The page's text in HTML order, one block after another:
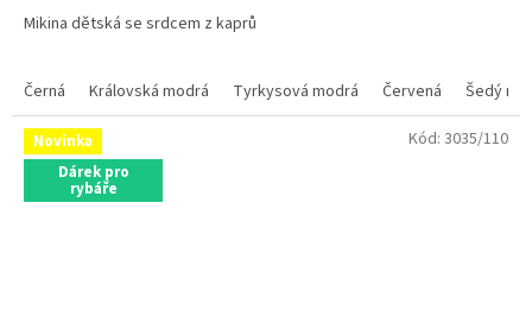
Mikina dětská se srdcem z kaprů
Černá Královská modrá Tyrkysová modrá Červená Šedý
Novinka
Dárek pro
rybáře
Kód: 3035/110